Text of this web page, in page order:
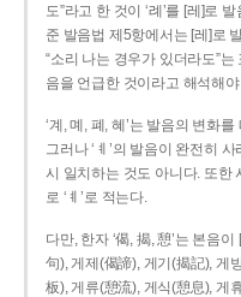
도”라고 한 것이 ‘례’를 [레]로
준 발음법 제5항에서는 [레]로
“소리 나는 경우가 있더라도”
음을 언급한 것이라고 해석해
‘계, 몌, 폐, 혜’는 발음의 변화
그러나 ‘ㅖ’의 발음이 완전히
시 일치하는 것도 아니다. 또한
로 ‘ㅖ’로 적는다.
다만, 한자 ‘偈, 揭, 憩’는 본음
句), 게제(偈諦), 게기(揭記), 게
板), 게류(憩流), 게식(憩息), 게